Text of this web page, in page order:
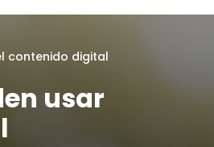
contenido digital
usar